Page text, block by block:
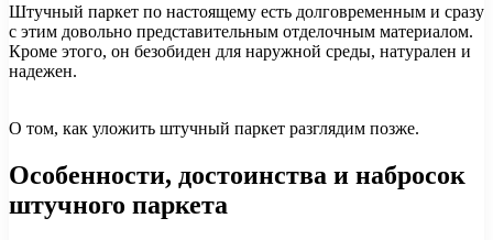
Штучный паркет по настоящему есть долговременным и сразу
с этим довольно представительным отделочным материалом.
Кроме этого, он безобиден для наружной среды, натурален и
надежен.
О том, как уложить штучный паркет разглядим позже.
Особенности, достоинства и набросок
штучного паркета